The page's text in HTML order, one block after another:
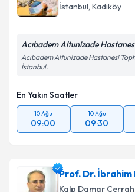
Kişisel verilerimin
Metni'ni okudum ve
Takvim
İstanbul, Kadıköy
Acıbadem Altunizade
Acıbadem Altunizade Hastanesi
İstanbul.
En Yakın Saatler
10 Ağu
09:00
10 Ağu
09:30
Prof. Dr. İbrahim
Kalp Damar